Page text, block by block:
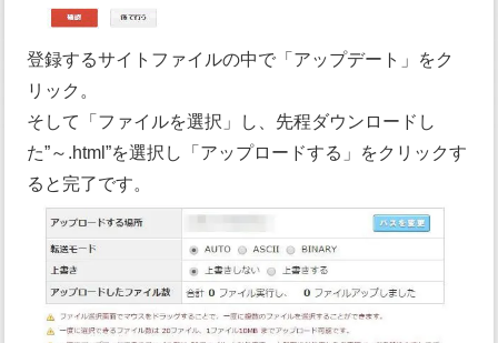
登録するサイトファイルの中で「アップデート」をク
リック。
そして「ファイルを選択」し、先程ダウンロードし
た”～.html”を選択し「アップロードする」をクリックす
ると完了です。